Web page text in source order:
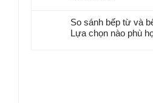
So sánh bếp từ và
Lựa chọn nào phù